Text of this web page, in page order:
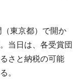
東京都）で開か
当日は、各受賞団
さと納税の可能
。